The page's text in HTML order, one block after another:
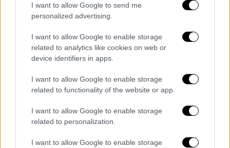
I want to allow Google to send me
personalized advertising.
I want to allow Google to enable storage
related to analytics like cookies on web or
device identifiers in apps.
I want to allow Google to enable storage
related to functionality of the website or app.
I want to allow Google to enable storage
related to personalization.
I want to allow Google to enable storage
Χαμός στη Βουλή μεταξύ Καιρίδη και
«Μαζέψτε τα λόγια σας»
Ούτε ο «κόφτης» σταμάτησε την ανταλλαγή
διάλογος που είχαν